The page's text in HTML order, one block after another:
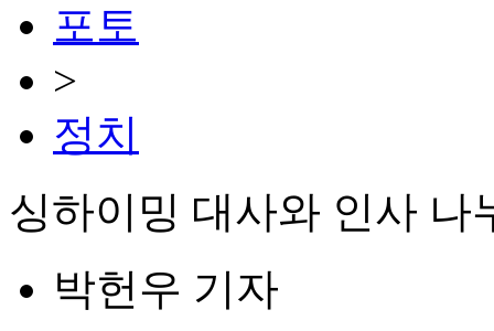
포토
>
정치
싱하이밍 대사와 인사 나
박헌우 기자